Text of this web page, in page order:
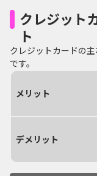
クレジット
ト
クレジットカードの
です。
メリット
デメリット